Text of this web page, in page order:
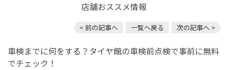
店舗おススメ情報
< 前の記事へ 一覧へ戻る 次の記事へ >
車検までに何をする？タイヤ館の車検前点検で事前に無料
でチェック！